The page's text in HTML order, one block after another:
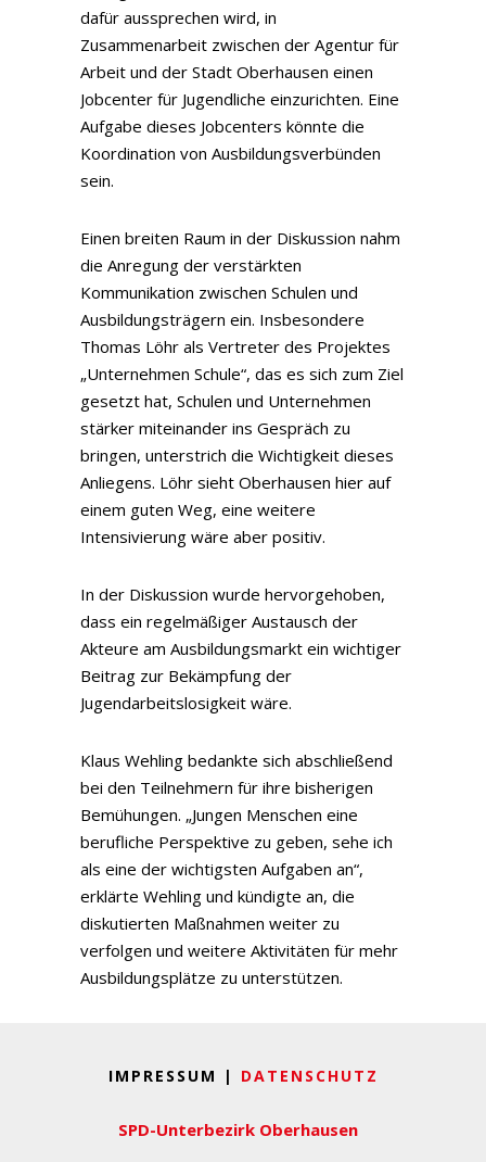
dafür aussprechen wird, in
Zusammenarbeit zwischen der Agentur für
Arbeit und der Stadt Oberhausen einen
Jobcenter für Jugendliche einzurichten. Eine
Aufgabe dieses Jobcenters könnte die
Koordination von Ausbildungsverbünden
sein.
Einen breiten Raum in der Diskussion nahm
die Anregung der verstärkten
Kommunikation zwischen Schulen und
Ausbildungsträgern ein. Insbesondere
Thomas Löhr als Vertreter des Projektes
„Unternehmen Schule“, das es sich zum Ziel
gesetzt hat, Schulen und Unternehmen
stärker miteinander ins Gespräch zu
bringen, unterstrich die Wichtigkeit dieses
Anliegens. Löhr sieht Oberhausen hier auf
einem guten Weg, eine weitere
Intensivierung wäre aber positiv.
In der Diskussion wurde hervorgehoben,
dass ein regelmäßiger Austausch der
Akteure am Ausbildungsmarkt ein wichtiger
Beitrag zur Bekämpfung der
Jugendarbeitslosigkeit wäre.
Klaus Wehling bedankte sich abschließend
bei den Teilnehmern für ihre bisherigen
Bemühungen. „Jungen Menschen eine
berufliche Perspektive zu geben, sehe ich
als eine der wichtigsten Aufgaben an“,
erklärte Wehling und kündigte an, die
diskutierten Maßnahmen weiter zu
verfolgen und weitere Aktivitäten für mehr
Ausbildungsplätze zu unterstützen.
IMPRESSUM | DATENSCHUTZ
SPD-Unterbezirk Oberhausen